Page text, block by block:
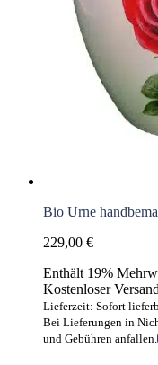
Bio Urne
229,00 €
Enthält 19%
Kostenloser Versand
Lieferzeit: Sofort
Bei Lieferungen in
und Gebühren anfallen.